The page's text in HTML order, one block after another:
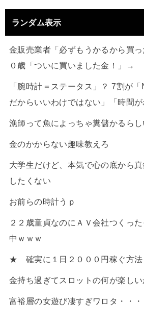
ランダム表示
金販売業者「必ずもうかるから買
０歳「ついに買いました金！」→
「腕時計＝ステータス」？ 7割が
だからいいわけではない」「時間が
漁師って魚によっちゃ糞儲かるらし
金のかからない趣味教えろ
大学生だけど、本気で心の底から
したくない
お前らの時計うｐ
２２歳童貞なのにＡＶ会社つくっ
中ｗｗｗ
★ 確実に１日２０００円稼ぐ方
金持ち過ぎてスロットの何が楽し
富裕層の女遊び凄すぎワロタ・・・